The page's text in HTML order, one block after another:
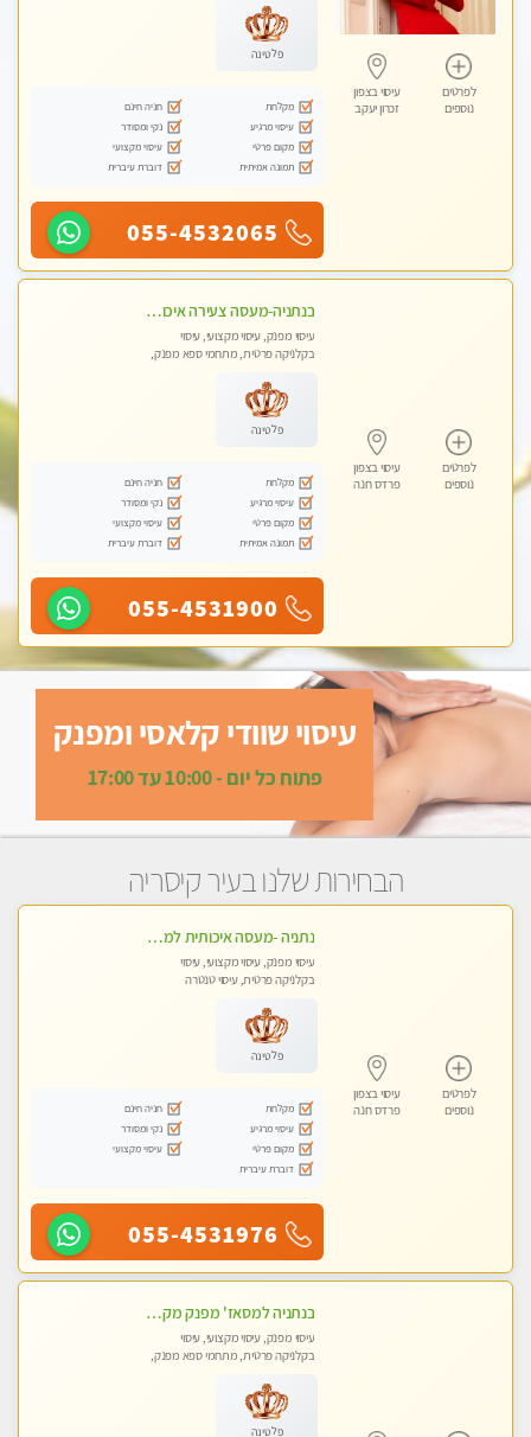
לפרטים
נוספים
עיסוי בצפון
זכרון יעקב
טנטרה
פלטינה
מקלחת
חניה חינם
עיסוי מרגיע
נקי ומסודר
מקום פרטי
עיסוי מקצועי
תמונה אמיתית
דוברת עיברית
055-4532065
לפרטים
נוספים
עיסוי בצפון
פרדס חנה
בנתניה-מעסה צעירה איכותית וקלאסית מזמינה אותך לעיסוי נעים מפנק ומרגיע
עיסוי מפנק, עיסוי מקצועי, עיסוי
בקלניקה פרטית, מתחמי ספא מפנק,
פלטינה
מקלחת
חניה חינם
עיסוי מרגיע
נקי ומסודר
מקום פרטי
עיסוי מקצועי
תמונה אמיתית
דוברת עיברית
055-4531900
עיסוי שוודי קלאסי ומפנק
פתוח כל יום - 10:00 עד 17:00
הבחירות שלנו בעיר קיסריה
לפרטים
נוספים
עיסוי בצפון
פרדס חנה
נתניה -מעסה איכותית למאסז מקצועי ומפנק לכל שרירי הגוף
עיסוי מפנק, עיסוי מקצועי, עיסוי
בקלניקה פרטית, עיסוי טנטרה
פלטינה
מקלחת
חניה חינם
עיסוי מרגיע
נקי ומסודר
מקום פרטי
עיסוי מקצועי
דוברת עיברית
055-4531976
בנתניה למסאז' מפנק מקצועי מרגיע ומשחרר את כל הגוף!- ללא מין!
עיסוי מפנק, עיסוי מקצועי, עיסוי
בקלניקה פרטית, מתחמי ספא מפנק,
פלטינה